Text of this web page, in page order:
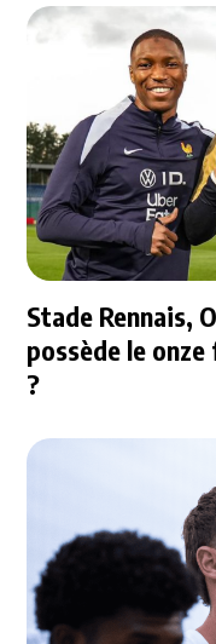
Stade Rennais,
possède le
?